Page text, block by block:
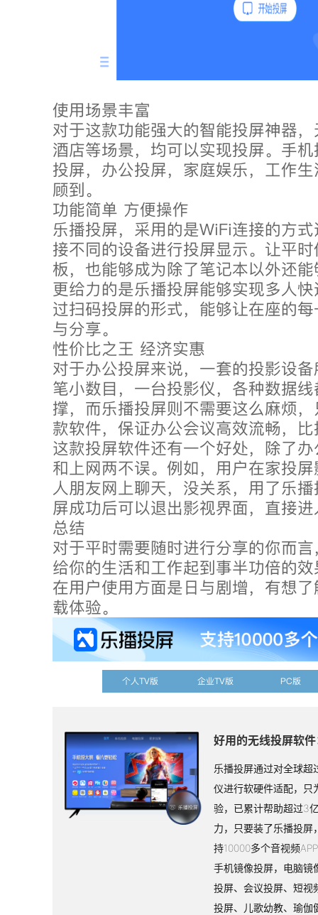
使用场景丰富
对于这款功能强大的智能投屏神器
酒店等场景，均可以实现投屏。手
投屏，办公投屏，家庭娱乐，工作
顾到。
功能简单 方便操作
乐播投屏，采用的是WiFi连接的方
接不同的设备进行投屏显示。让平
板，也能够成为除了笔记本以外还
更给力的是乐播投屏能够实现多人
过扫码投屏的形式，能够让在座的
与分享。
性价比之王 经济实惠
对于办公投屏来说，一套的投影设
笔小数目，一台投影仪，各种数据
撑，而乐播投屏则不需要这么麻烦
款软件，保证办公会议高效流畅，
这款投屏软件还有一个好处，除了
和上网两不误。例如，用户在家投
人朋友网上聊天，没关系，用了乐
屏成功后可以退出影视界面，直接
总结
对于平时需要随时进行分享的你而
给你的生活和工作起到事半功倍的
在用户使用方面是日与剧增，有想
载体验。
个人TV版 企业TV版 PC版
好用的无线投屏软
乐播投屏通过对全球超
仪进行软硬件适配，只
验，已累计帮助超过3
力，只要装了乐播投屏
持10000多个音视频
手机镜像投屏，电脑镜
投屏、会议投屏、短视
投屏、儿歌幼教、瑜伽